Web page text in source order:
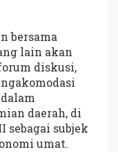
bersama
lain akan
diskusi,
daerah, di
sebagai subjek
umat.